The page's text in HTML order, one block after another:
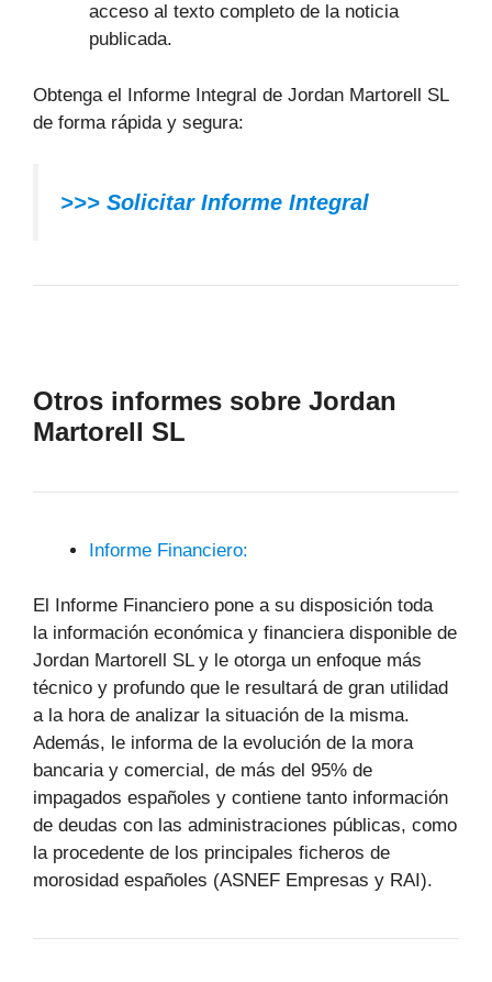
acceso al texto completo de la noticia
publicada.
Obtenga el Informe Integral de Jordan Martorell SL
de forma rápida y segura:
>>> Solicitar Informe Integral
Otros informes sobre Jordan
Martorell SL
Informe Financiero:
El Informe Financiero pone a su disposición toda
la información económica y financiera disponible de
Jordan Martorell SL y le otorga un enfoque más
técnico y profundo que le resultará de gran utilidad
a la hora de analizar la situación de la misma.
Además, le informa de la evolución de la mora
bancaria y comercial, de más del 95% de
impagados españoles y contiene tanto información
de deudas con las administraciones públicas, como
la procedente de los principales ficheros de
morosidad españoles (ASNEF Empresas y RAI).